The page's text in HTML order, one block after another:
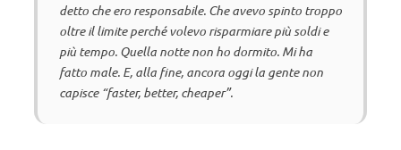
detto che ero responsabile. Che avevo spinto troppo
oltre il limite perché volevo risparmiare più soldi e
più tempo. Quella notte non ho dormito. Mi ha
fatto male. E, alla fine, ancora oggi la gente non
capisce “faster, better, cheaper”.